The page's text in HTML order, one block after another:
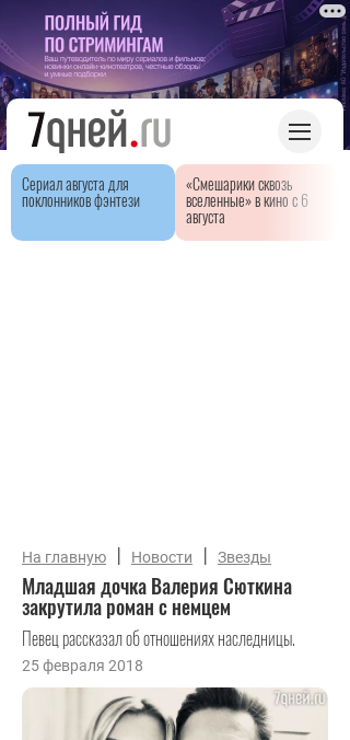
Сериал августа для
поклонников фэнтези
«Смешарики сквозь
вселенные» в кино с 6
августа
На главную | Новости | Звезды
Младшая дочка Валерия Сюткина
закрутила роман с немцем
Певец рассказал об отношениях наследницы.
25 февраля 2018